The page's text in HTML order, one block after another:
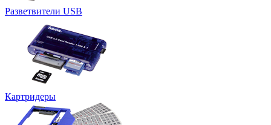
Разветвители USB
Картридеры